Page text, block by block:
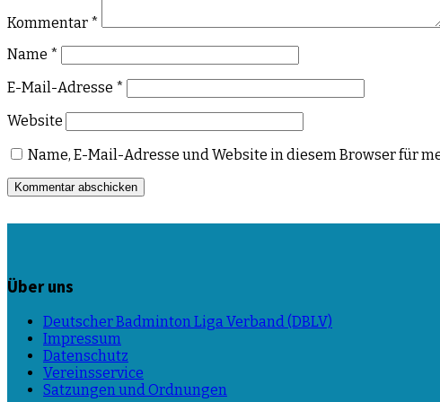
Kommentar *
Name *
E-Mail-Adresse *
Website
Name, E-Mail-Adresse und Website in diesem Browser für
Über uns
Deutscher Badminton Liga Verband (DBLV)
Impressum
Datenschutz
Vereinsservice
Satzungen und Ordnungen